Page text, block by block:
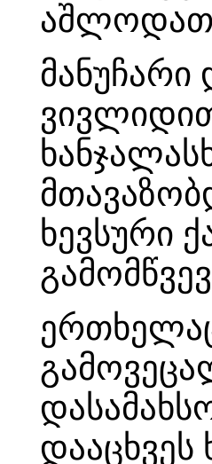
ხევსური
დააცხვეს